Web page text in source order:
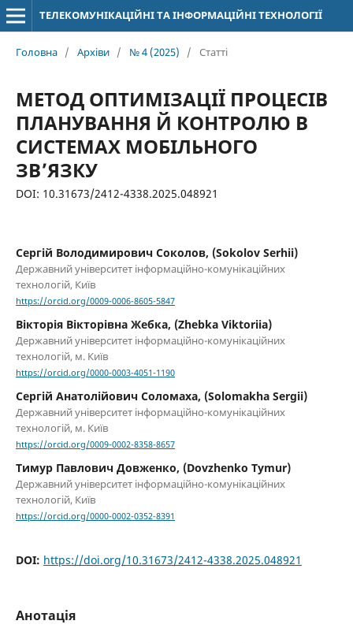
ТЕЛЕКОМУНІКАЦІЙНІ ТА ІНФОРМАЦІЙНІ ТЕХНОЛОГІЇ
Головна / Архіви / № 4 (2025) / Статті
МЕТОД ОПТИМІЗАЦІЇ ПРОЦЕСІВ
ПЛАНУВАННЯ Й КОНТРОЛЮ В
СИСТЕМАХ МОБІЛЬНОГО
ЗВ’ЯЗКУ
DOI: 10.31673/2412-4338.2025.048921
Сергій Володимирович Соколов, (Sokolov Serhii)
Державний університет інформаційно-комунікаційних
технологій, Київ
https://orcid.org/0009-0006-8605-5847
Вікторія Вікторівна Жебка, (Zhebka Viktoriia)
Державний університет інформаційно-комунікаційних
технологій, м. Київ
https://orcid.org/0000-0003-4051-1190
Сергій Анатолійович Соломаха, (Solomakha Sergii)
Державний університет інформаційно-комунікаційних
технологій, м. Київ
https://orcid.org/0009-0002-8358-8657
Тимур Павлович Довженко, (Dovzhenko Tymur)
Державний університет інформаційно-комунікаційних
технологій, Київ
https://orcid.org/0000-0002-0352-8391
DOI: https://doi.org/10.31673/2412-4338.2025.048921
Анотація